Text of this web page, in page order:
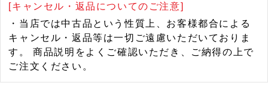
[キャンセル・返品についてのご注意]
・当店では中古品という性質上、お客様都合による
キャンセル・返品等は一切ご遠慮いただいておりま
す。 商品説明をよくご確認いただき、ご納得の上で
ご注文ください。